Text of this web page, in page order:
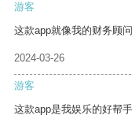
游客
这款app就像我的财务顾
2024-03-26
游客
这款app是我娱乐的好帮